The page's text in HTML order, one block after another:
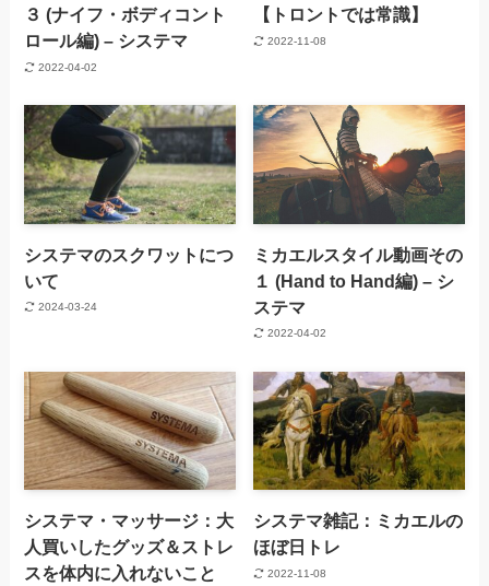
３ (ナイフ・ボディコント
ロール編) – システマ
2022-04-02
【トロントでは常識】
2022-11-08
システマのスクワットにつ
いて
2024-03-24
ミカエルスタイル動画その
１ (Hand to Hand編) – シ
ステマ
2022-04-02
システマ・マッサージ：大
人買いしたグッズ＆ストレ
スを体内に入れないこと
システマ雑記：ミカエルの
ほぼ日トレ
2022-11-08